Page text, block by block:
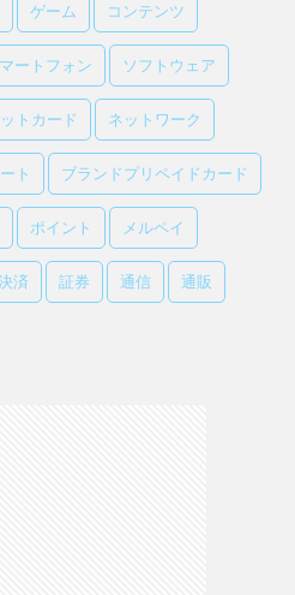
ゲーム コンテンツ
ートフォン ソフトウェア
トカード ネットワーク
ト ブランドプリペイドカード
ポイント メルペイ
済 証券 通信 通販